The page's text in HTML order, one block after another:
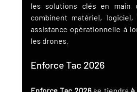
les solutions clés en main
combinent matériel,
assistance opérationnelle à
les drones.
Enforce Tac 2026